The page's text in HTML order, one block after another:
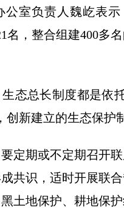
室负责人魏屹表
名，整合组建400多
态总长制度都是依
新建立的生态保护
要定期或不定期召开
共识，适时开展联
土地保护、耕地保护